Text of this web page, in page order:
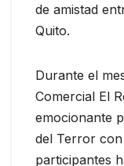
de amistad
Quito.
Durante el
Comercial El
emocionante
del Terror con
participantes